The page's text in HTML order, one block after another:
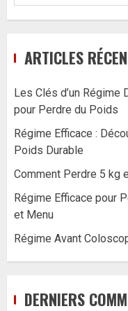
ARTICLES
Les Clés d’un Régime
pour Perdre du Poids
Régime Efficace :
Poids Durable
Comment Perdre 5 kg
Régime Efficace pour
et Menu
Régime Avant
DERNIERS